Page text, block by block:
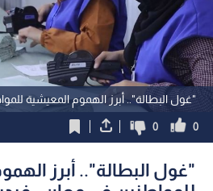
"غول البطالة".. أبرز الهموم المعيشية
0
0
"غول البطالة".. أبرز